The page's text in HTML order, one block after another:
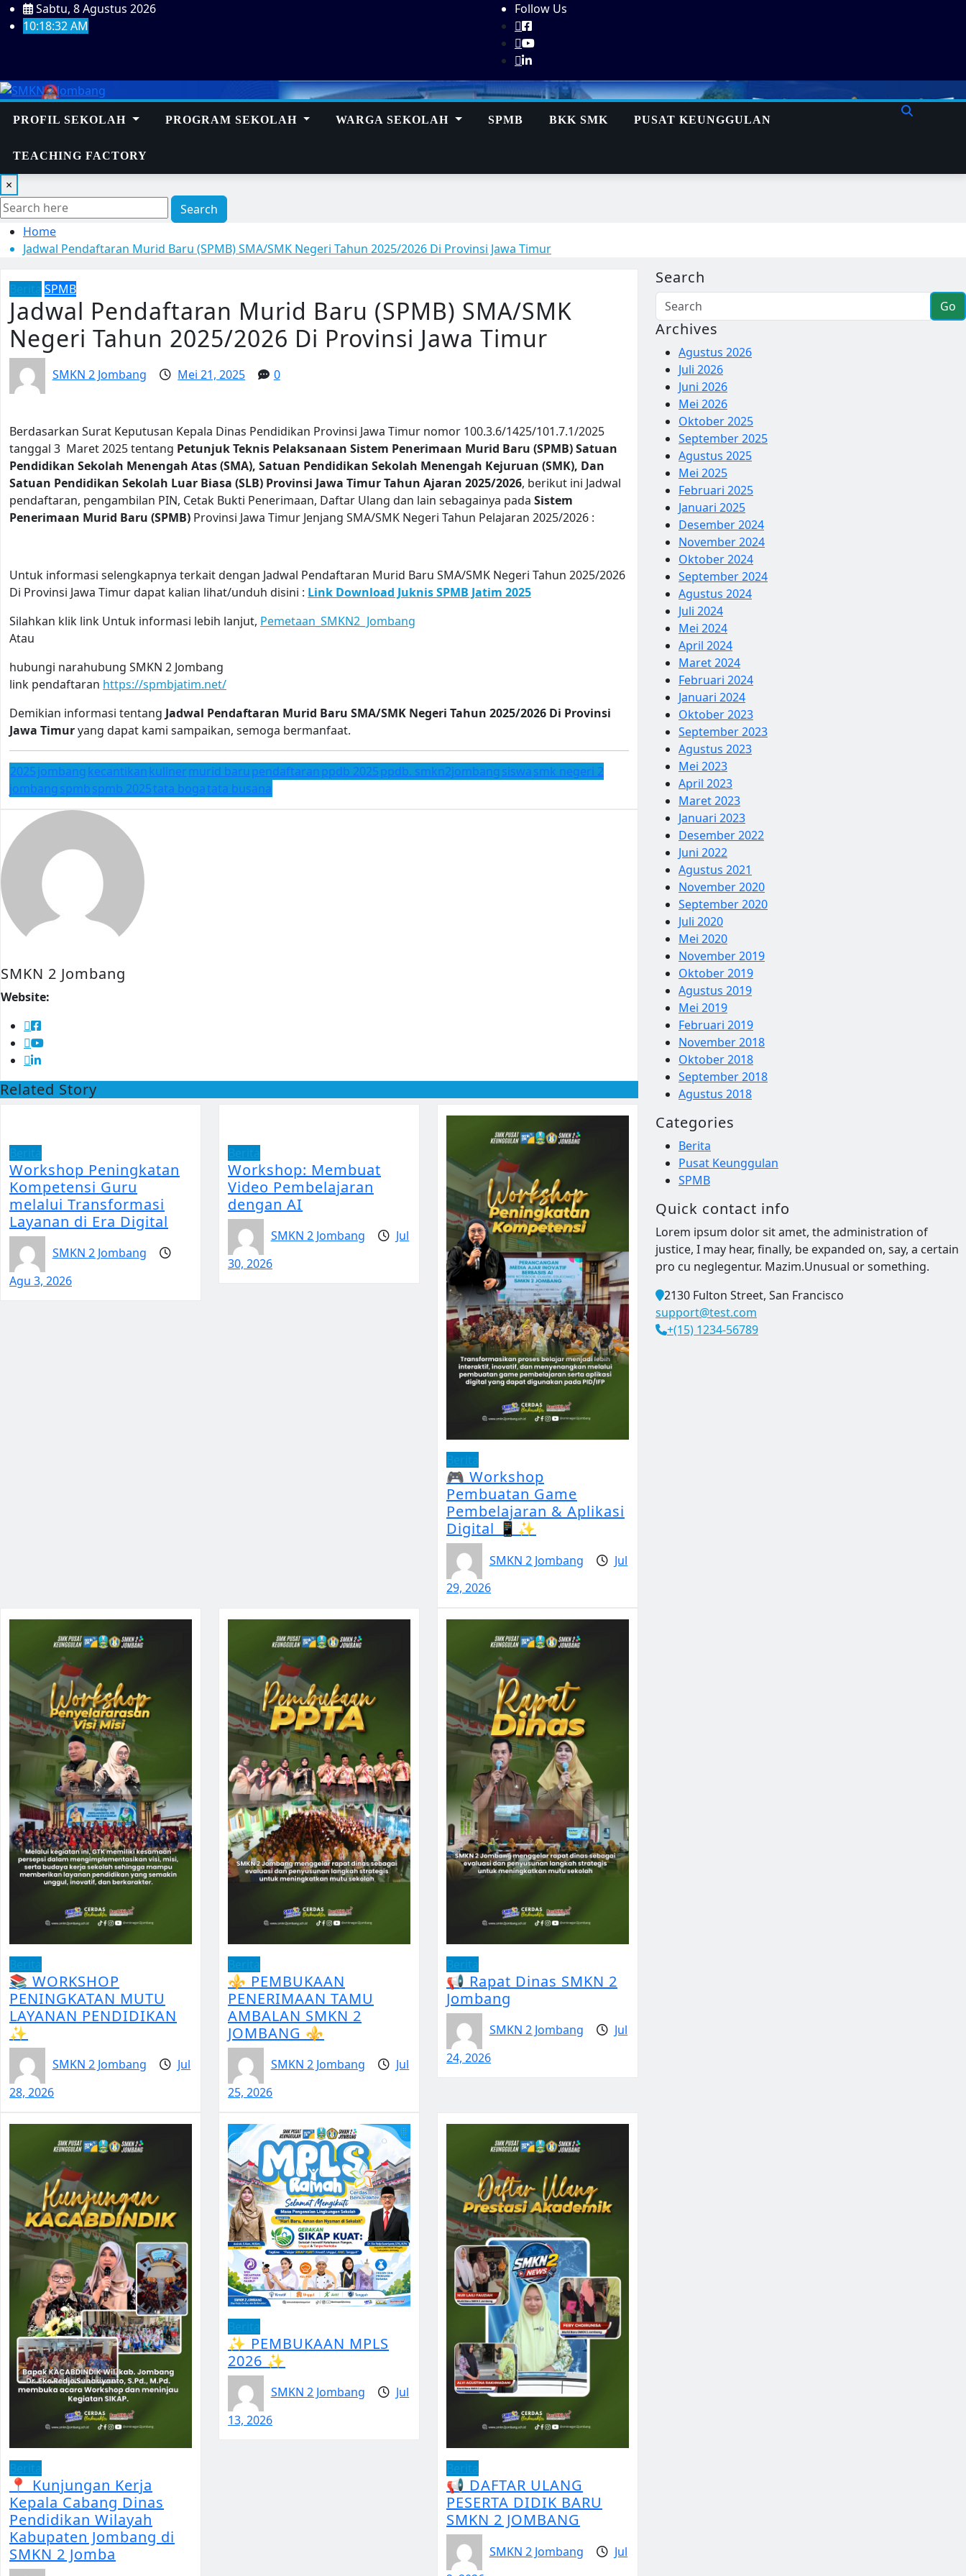
Sabtu, 8 Agustus 2026
10:18:33 AM
Follow Us
PROFIL SEKOLAH PROGRAM SEKOLAH WARGA SEKOLAH SPMB BKK SMK PUSAT KEUNGGULAN
TEACHING FACTORY
×
Search
Home
Jadwal Pendaftaran Murid Baru (SPMB) SMA/SMK Negeri Tahun 2025/2026 Di Provinsi Jawa Timur
SPMB
Jadwal Pendaftaran Murid Baru (SPMB) SMA/SMK
Negeri Tahun 2025/2026 Di Provinsi Jawa Timur
SMKN 2 Jombang Mei 21, 2025 0
Berdasarkan Surat Keputusan Kepala Dinas Pendidikan Provinsi Jawa Timur nomor 100.3.6/1425/101.7.1/2025
tanggal 3 Maret 2025 tentang Petunjuk Teknis Pelaksanaan Sistem Penerimaan Murid Baru (SPMB) Satuan
Pendidikan Sekolah Menengah Atas (SMA), Satuan Pendidikan Sekolah Menengah Kejuruan (SMK), Dan
Satuan Pendidikan Sekolah Luar Biasa (SLB) Provinsi Jawa Timur Tahun Ajaran 2025/2026, berikut ini Jadwal
pendaftaran, pengambilan PIN, Cetak Bukti Penerimaan, Daftar Ulang dan lain sebagainya pada Sistem
Penerimaan Murid Baru (SPMB) Provinsi Jawa Timur Jenjang SMA/SMK Negeri Tahun Pelajaran 2025/2026 :
Untuk informasi selengkapnya terkait dengan Jadwal Pendaftaran Murid Baru SMA/SMK Negeri Tahun 2025/2026
Di Provinsi Jawa Timur dapat kalian lihat/unduh disini : Link Download Juknis SPMB Jatim 2025
Silahkan klik link Untuk informasi lebih lanjut, Pemetaan_SMKN2_Jombang
Atau
hubungi narahubung SMKN 2 Jombang
link pendaftaran https://spmbjatim.net/
Demikian informasi tentang Jadwal Pendaftaran Murid Baru SMA/SMK Negeri Tahun 2025/2026 Di Provinsi
Jawa Timuryang dapat kami sampaikan, semoga bermanfaat.
2025jombang kecantikankulinermurid baru pendaftaranppdb 2025ppdb. smkn2jombang siswasmk negeri 2
jombang spmbspmb 2025tata bogatata busana
SMKN 2 Jombang
Website:
Related Story
Workshop Peningkatan
Kompetensi Guru
melalui Transformasi
Layanan di Era Digital
SMKN 2 Jombang
Agu 3, 2026
Workshop: Membuat
Video Pembelajaran
dengan AI
SMKN 2 Jombang
Jul
30, 2026
🎮 Workshop
Pembuatan Game
Pembelajaran & Aplikasi
Digital 📱✨
SMKN 2 Jombang
Jul
29, 2026
📚 WORKSHOP
PENINGKATAN MUTU
LAYANAN PENDIDIKAN
✨
SMKN 2 Jombang
Jul
28, 2026
⚜️ PEMBUKAAN
PENERIMAAN TAMU
AMBALAN SMKN 2
JOMBANG ⚜️
SMKN 2 Jombang
Jul
25, 2026
📢 Rapat Dinas SMKN 2
Jombang
SMKN 2 Jombang
Jul
24, 2026
📍 Kunjungan Kerja
Kepala Cabang Dinas
Pendidikan Wilayah
Kabupaten Jombang di
SMKN 2 Jomba
✨ PEMBUKAAN MPLS
2026 ✨
SMKN 2 Jombang
Jul
13, 2026
📢 DAFTAR ULANG
PESERTA DIDIK BARU
SMKN 2 JOMBANG
SMKN 2 Jombang
Jul
Search
Go
Archives
Agustus 2026
Juli 2026
Juni 2026
Mei 2026
Oktober 2025
September 2025
Agustus 2025
Mei 2025
Februari 2025
Januari 2025
Desember 2024
November 2024
Oktober 2024
September 2024
Agustus 2024
Juli 2024
Mei 2024
April 2024
Maret 2024
Februari 2024
Januari 2024
Oktober 2023
September 2023
Agustus 2023
Mei 2023
April 2023
Maret 2023
Januari 2023
Desember 2022
Juni 2022
Agustus 2021
November 2020
September 2020
Juli 2020
Mei 2020
November 2019
Oktober 2019
Agustus 2019
Mei 2019
Februari 2019
November 2018
Oktober 2018
September 2018
Agustus 2018
Categories
Berita
Pusat Keunggulan
SPMB
Quick contact info
Lorem ipsum dolor sit amet, the administration of
justice, I may hear, finally, be expanded on, say, a certain
pro cu neglegentur. Mazim.Unusual or something.
2130 Fulton Street, San Francisco
support@test.com
+(15) 1234-56789